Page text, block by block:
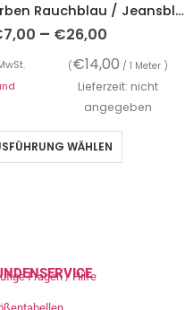
Jersey, unifarben Rauchblau / Jeansblau
7,00 – €26,00
(€14,00 / 1 Meter )
Lieferzeit: nicht
angegeben
WÄHLEN
Fragen / Hilfe